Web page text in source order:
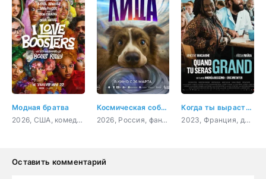
Модная братва
2026, США, комедия, фантастика, фэнтези
Космическая собака Лида
2026, Россия, фантастика
Когда ты вырастешь
2023, Франция, драма, комедия
Оставить комментарий